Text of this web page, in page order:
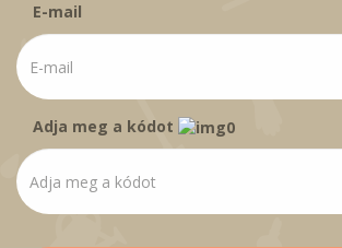
E-mail
Adja meg a kódot